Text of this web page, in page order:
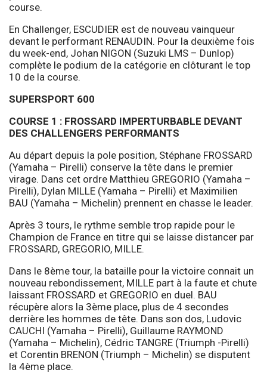
course.
En Challenger, ESCUDIER est de nouveau vainqueur
devant le performant RENAUDIN. Pour la deuxième fois
du week-end, Johan NIGON (Suzuki LMS – Dunlop)
complète le podium de la catégorie en clôturant le top
10 de la course.
SUPERSPORT 600
COURSE 1 : FROSSARD IMPERTURBABLE DEVANT
DES CHALLENGERS PERFORMANTS
Au départ depuis la pole position, Stéphane FROSSARD
(Yamaha – Pirelli) conserve la tête dans le premier
virage. Dans cet ordre Matthieu GREGORIO (Yamaha –
Pirelli), Dylan MILLE (Yamaha – Pirelli) et Maximilien
BAU (Yamaha – Michelin) prennent en chasse le leader.
Après 3 tours, le rythme semble trop rapide pour le
Champion de France en titre qui se laisse distancer par
FROSSARD, GREGORIO, MILLE.
Dans le 8ème tour, la bataille pour la victoire connait un
nouveau rebondissement, MILLE part à la faute et chute
laissant FROSSARD et GREGORIO en duel. BAU
récupère alors la 3ème place, plus de 4 secondes
derrière les hommes de tête. Dans son dos, Ludovic
CAUCHI (Yamaha – Pirelli), Guillaume RAYMOND
(Yamaha – Michelin), Cédric TANGRE (Triumph -Pirelli)
et Corentin BRENON (Triumph – Michelin) se disputent
la 4ème place.